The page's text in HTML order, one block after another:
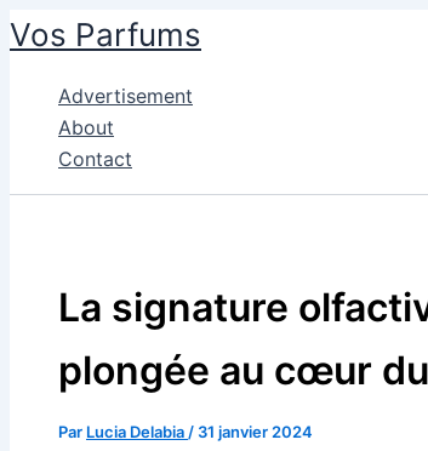
Aller
au
contenu
Vos Parfums
Advertisement
About
Contact
La signature
plongée au cœur
Par Lucia Delabia / 31 janvier 2024